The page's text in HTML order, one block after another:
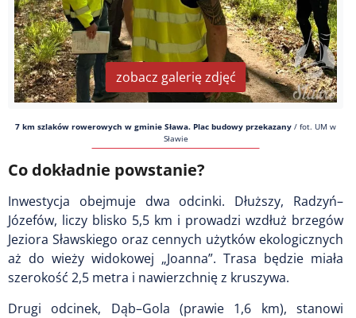
zobacz galerię zdjęć
7 km szlaków rowerowych w gminie Sława. Plac budowy przekazany / fot. UM w
Sławie
Co dokładnie powstanie?
Inwestycja obejmuje dwa odcinki. Dłuższy, Radzyń–
Józefów, liczy blisko 5,5 km i prowadzi wzdłuż brzegów
Jeziora Sławskiego oraz cennych użytków ekologicznych
aż do wieży widokowej „Joanna”. Trasa będzie miała
szerokość 2,5 metra i nawierzchnię z kruszywa.
Drugi odcinek, Dąb–Gola (prawie 1,6 km), stanowi